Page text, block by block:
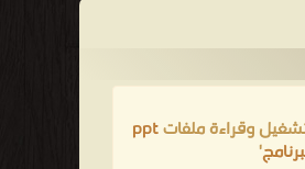
وقراءة ملفاتppt
'